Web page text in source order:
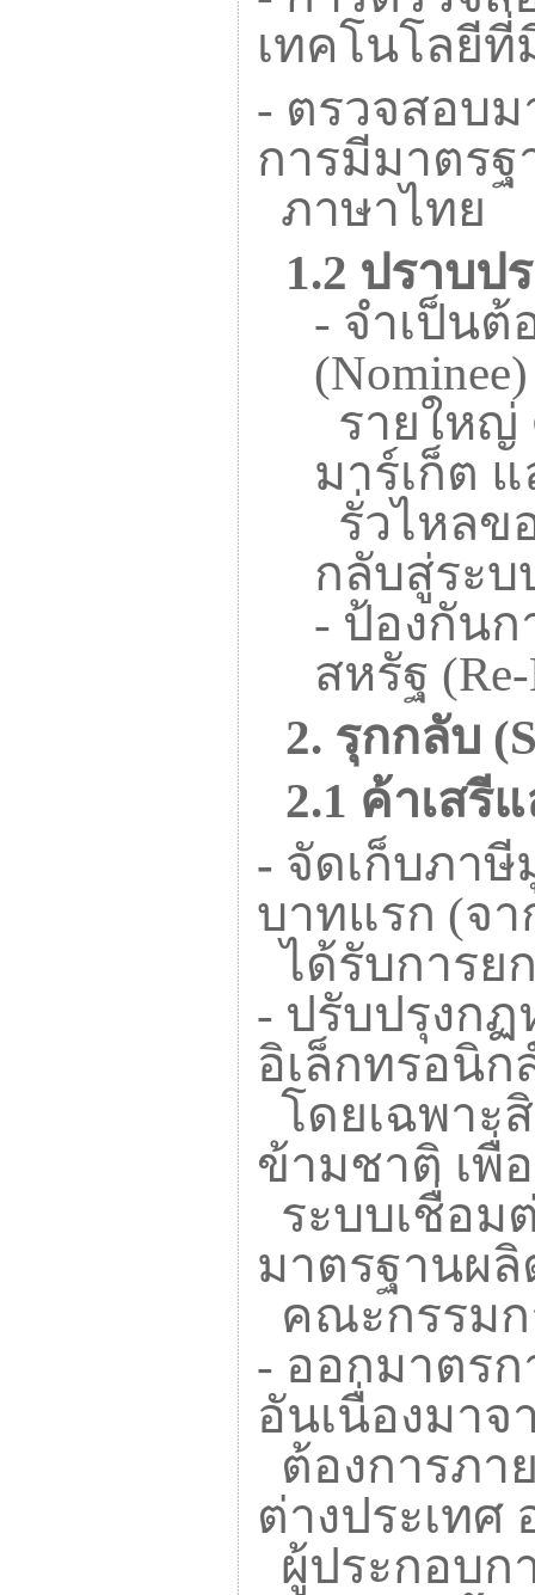
เทคโนโลยี
- ตรวจสอบม
การมีมาตร
ภาษาไทย
1.2 ปราบป
- จำเป็นต้
(
รายใหญ่
มาร์เก็ต
รั่วไหลข
กลับสู่ระบ
- ป้องกันก
สหรัฐ (
2. รุกกลับ (
2.1 ค้าเสรี
- จัดเก็บภา
บาทแรก (จ
ได้รับการย
- ปรับปรุงก
อิเล็กทรอนิ
โดยเฉพาะ
ข้ามชาติ เพื่
ระบบเชื่อ
มาตรฐานผ
คณะกรรมก
- ออกมาตร
อันเนื่องมา
ต้องการภา
ต่างประเทศ
ผู้ประกอบก